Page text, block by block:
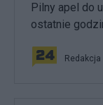
Pilny apel do
ostatnie
Redakcja